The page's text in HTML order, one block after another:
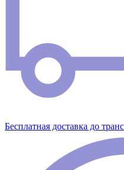
Бесплатная доставка до